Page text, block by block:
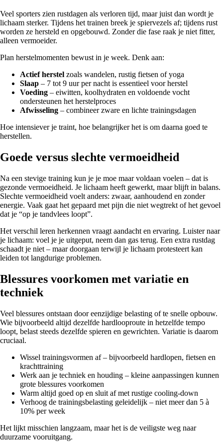
Veel sporters zien rustdagen als verloren tijd, maar juist dan wordt je
lichaam sterker. Tijdens het trainen breek je spiervezels af; tijdens rust
worden ze hersteld en opgebouwd. Zonder die fase raak je niet fitter,
alleen vermoeider.
Plan herstelmomenten bewust in je week. Denk aan:
Actief herstel zoals wandelen, rustig fietsen of yoga
Slaap – 7 tot 9 uur per nacht is essentieel voor herstel
Voeding – eiwitten, koolhydraten en voldoende vocht
ondersteunen het herstelproces
Afwisseling – combineer zware en lichte trainingsdagen
Hoe intensiever je traint, hoe belangrijker het is om daarna goed te
herstellen.
Goede versus slechte vermoeidheid
Na een stevige training kun je je moe maar voldaan voelen – dat is
gezonde vermoeidheid. Je lichaam heeft gewerkt, maar blijft in balans.
Slechte vermoeidheid voelt anders: zwaar, aanhoudend en zonder
energie. Vaak gaat het gepaard met pijn die niet wegtrekt of het gevoel
dat je “op je tandvlees loopt”.
Het verschil leren herkennen vraagt aandacht en ervaring. Luister naar
je lichaam: voel je je uitgeput, neem dan gas terug. Een extra rustdag
schaadt je niet – maar doorgaan terwijl je lichaam protesteert kan
leiden tot langdurige problemen.
Blessures voorkomen met variatie en
techniek
Veel blessures ontstaan door eenzijdige belasting of te snelle opbouw.
Wie bijvoorbeeld altijd dezelfde hardlooproute in hetzelfde tempo
loopt, belast steeds dezelfde spieren en gewrichten. Variatie is daarom
cruciaal.
Wissel trainingsvormen af – bijvoorbeeld hardlopen, fietsen en
krachttraining
Werk aan je techniek en houding – kleine aanpassingen kunnen
grote blessures voorkomen
Warm altijd goed op en sluit af met rustige cooling-down
Verhoog de trainingsbelasting geleidelijk – niet meer dan 5 à
10% per week
Het lijkt misschien langzaam, maar het is de veiligste weg naar
duurzame vooruitgang.